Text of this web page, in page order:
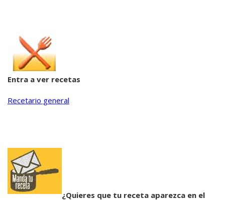
Entra a ver recetas
Recetario general
¿Quieres que tu receta aparezca en el